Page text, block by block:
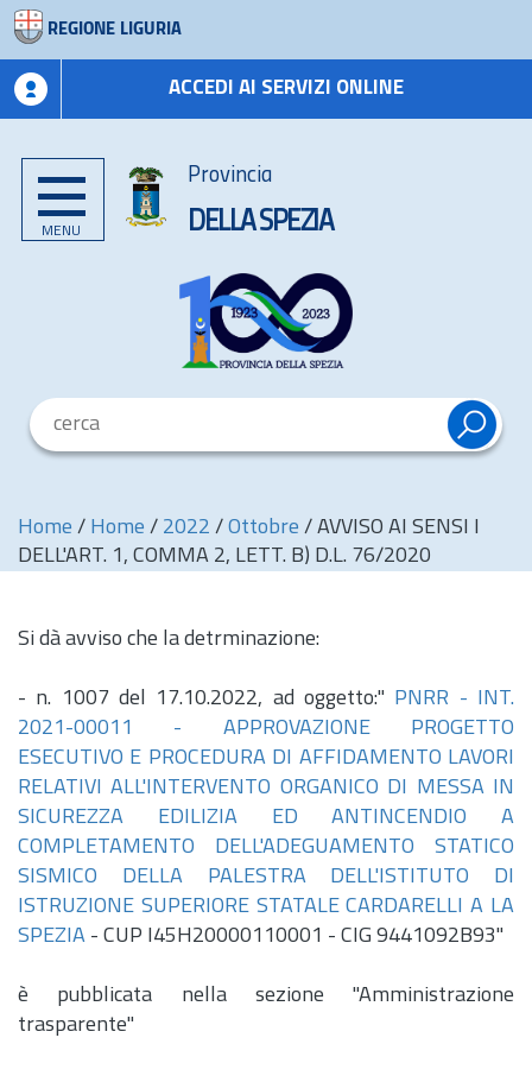
REGIONE LIGURIA
ACCEDI AI SERVIZI ONLINE
MENU
Provincia
DELLA SPEZIA
Home / Home / 2022 / Ottobre / AVVISO AI SENSI I
DELL'ART. 1, COMMA 2, LETT. B) D.L. 76/2020
Si dà avviso che la detrminazione:
- n. 1007 del 17.10.2022, ad oggetto:" PNRR - INT.
2021-00011 - APPROVAZIONE PROGETTO
ESECUTIVO E PROCEDURA DI AFFIDAMENTO LAVORI
RELATIVI ALL'INTERVENTO ORGANICO DI MESSA IN
SICUREZZA EDILIZIA ED ANTINCENDIO A
COMPLETAMENTO DELL'ADEGUAMENTO STATICO
SISMICO DELLA PALESTRA DELL'ISTITUTO DI
ISTRUZIONE SUPERIORE STATALE CARDARELLI A LA
SPEZIA - CUP I45H20000110001 - CIG 9441092B93"
è pubblicata nella sezione "Amministrazione
trasparente"